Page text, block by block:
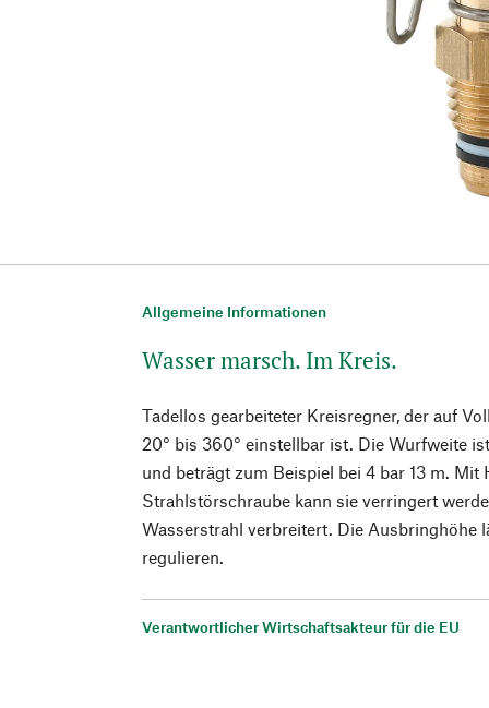
Allgemeine Informationen
Wasser marsch. Im Kreis.
Tadellos gearbeiteter Kreisregner, der auf
20° bis 360° einstellbar ist. Die Wurfweite
und beträgt zum Beispiel bei 4 bar 13 m. Mit
Strahlstörschraube kann sie verringert
Wasserstrahl verbreitert. Die Ausbringhöhe
regulieren.
Verantwortlicher Wirtschaftsakteur für die EU